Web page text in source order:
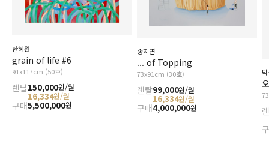
한혜원
grain of life #6
91x117cm (50호)
렌탈150,000원/월
16,334원/월
구매5,500,000원
송지연
... of Topping
73x91cm (30호)
렌탈99,000원/월
16,334원/월
구매4,000,000원